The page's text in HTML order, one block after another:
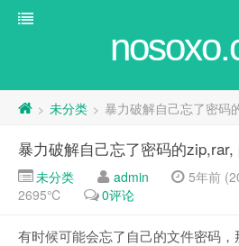
> 未分类 > 暴力破解自己忘了密码
暴力破解自己忘了密码的zip,rar,
未分类 admin
5年前
2695℃
0评论
有时候可能会忘了自己的文件密码